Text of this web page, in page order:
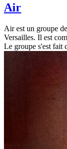
Air
Air est un groupe
Versailles. Il est
Le groupe s'est fait